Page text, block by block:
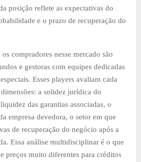
posição reflete as expectativas do
e o prazo de recuperação do
compradores nesse mercado são
e gestoras com equipes dedicadas
Esses players avaliam cada
a solidez jurídica do
das garantias associadas, o
empresa devedora, o setor em que
de recuperação do negócio após a
Essa análise multidisciplinar é o que
preços muito diferentes para créditos